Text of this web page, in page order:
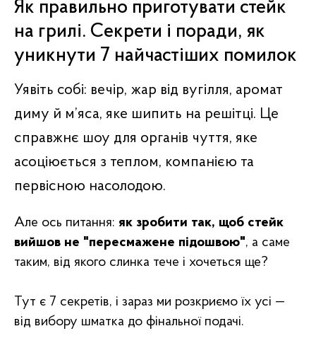
Як правильно приготувати стейк
на грилі. Секрети і поради, як
уникнути 7 найчастіших помилок
Уявіть собі: вечір, жар від вугілля, аромат
диму й м’яса, яке шипить на решітці. Це
справжнє шоу для органів чуття, яке
асоціюється з теплом, компанією та
первісною насолодою.
Але ось питання: як зробити так, щоб стейк
вийшов не "пересмажене підошвою", а саме
таким, від якого слинка тече і хочеться ще?
Тут є 7 секретів, і зараз ми розкриємо їх усі —
від вибору шматка до фінальної подачі.